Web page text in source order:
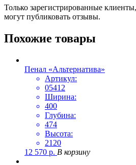
Только зарегистрированные
могут публиковать отзывы.
Похожие товары
Пенал «Альтернатива»
Артикул:
05412
Ширина:
400
Глубина:
474
Высота:
2120
12 570 р. В корзину